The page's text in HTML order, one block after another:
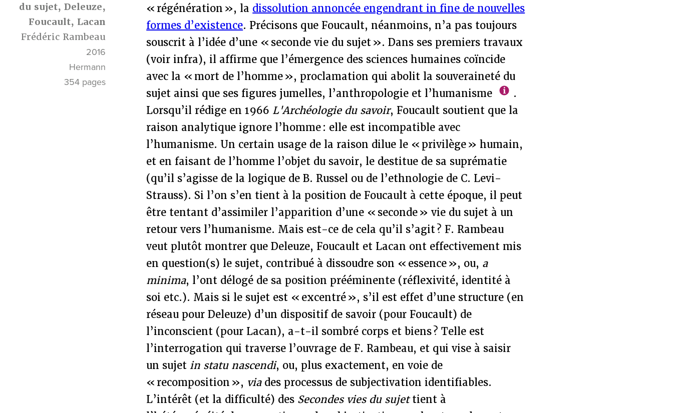
du sujet, Deleuze,
Foucault, Lacan
Frédéric Rambeau
2016
Hermann
354 pages
« régénération », la dissolution annoncée engendrant in fine de nouvelles
formes d’existence. Précisons que Foucault, néanmoins, n’a pas toujours
souscrit à l’idée d’une « seconde vie du sujet ». Dans ses premiers travaux
(voir infra), il affirme que l’émergence des sciences humaines coïncide
avec la « mort de l’homme », proclamation qui abolit la souveraineté du
sujet ainsi que ses figures jumelles, l’anthropologie et l’humanisme
.
Lorsqu’il rédige en 1966 L'Archéologie du savoir, Foucault soutient que la
raison analytique ignore l’homme : elle est incompatible avec
l’humanisme. Un certain usage de la raison dilue le « privilège » humain,
et en faisant de l’homme l’objet du savoir, le destitue de sa suprématie
(qu’il s’agisse de la logique de B. Russel ou de l’ethnologie de C. Levi-
Strauss). Si l’on s’en tient à la position de Foucault à cette époque, il peut
être tentant d’assimiler l’apparition d’une « seconde » vie du sujet à un
retour vers l’humanisme. Mais est-ce de cela qu’il s’agit ? F. Rambeau
veut plutôt montrer que Deleuze, Foucault et Lacan ont effectivement mis
en question(s) le sujet, contribué à dissoudre son « essence », ou, a
minima, l’ont délogé de sa position prééminente (réflexivité, identité à
soi etc.). Mais si le sujet est « excentré », s’il est effet d’une structure (en
réseau pour Deleuze) d’un dispositif de savoir (pour Foucault) de
l’inconscient (pour Lacan), a-t-il sombré corps et biens ? Telle est
l’interrogation qui traverse l’ouvrage de F. Rambeau, et qui vise à saisir
un sujetin statu nascendi, ou, plus exactement, en voie de
« recomposition », via des processus de subjectivation identifiables.
L’intérêt (et la difficulté) des Secondes vies du sujettient à